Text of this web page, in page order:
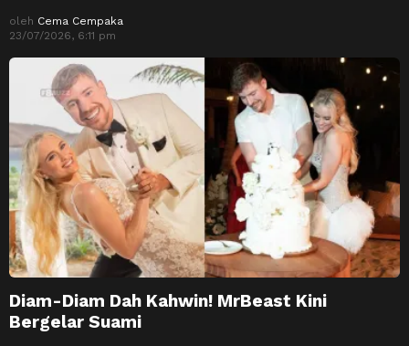
oleh Cema Cempaka
23/07/2026, 6:11 pm
Diam-Diam Dah Kahwin! MrBeast Kini
Bergelar Suami